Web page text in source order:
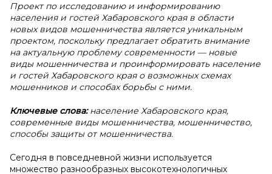
Проект по исследованию и информированию
населения и гостей Хабаровского края в области
новых видов мошенничества является уникальным
проектом, поскольку предлагает обратить внимание
на актуальную проблему современности — новые
виды мошенничества и проинформировать население
и гостей Хабаровского края о возможных схемах
мошенников и способах борьбы с ними.
Ключевые слова:население Хабаровского края,
современные виды мошенничества, мошенничество,
способы защиты от мошенничества.
Сегодня в повседневной жизни используется
множество разнообразных высокотехнологичных